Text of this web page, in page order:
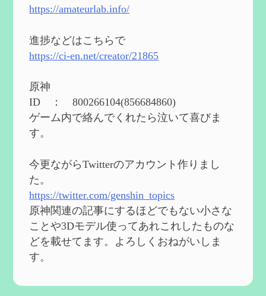
2024/05/11
eを3BBB化してみた
2024/04/26
能と3凸まで
2024/04/03
第４８回 ヌヴィレットの性能と凸比較
更新
2024/2/10
能 それぞれの強みなどを作成
2024/2/04
第５２回 璃月精鋭狩ルート【沈玉の谷
編】を作成
2024/1/25
Ultimate Trainerの使い方【RE2】を作成
2024/1/23
てみよう【RE2】を作成
https://amateurlab.info/
進捗などはこちらで
https://ci-en.net/creator/21865
原神
ID ： 800266104(856684860)
ゲーム内で絡んでくれたら泣いて喜びま
す。
今更ながらTwitterのアカウント作りまし
た。
https://twitter.com/genshin_topics
原神関連の記事にするほどでもない小さな
ことや3Dモデル使ってあれこれしたものな
どを載せてます。よろしくおねがいしま
す。